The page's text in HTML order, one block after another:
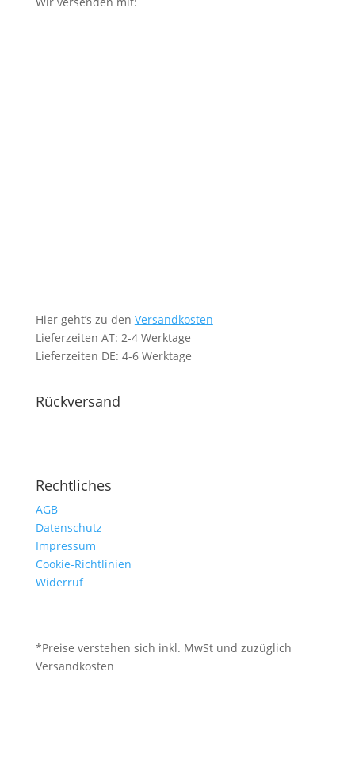
Hier geht’s zu den Versandkosten
Lieferzeiten AT: 2-4 Werktage
Lieferzeiten DE: 4-6 Werktage
Rückversand
Rechtliches
AGB
Datenschutz
Impressum
Cookie-Richtlinien
Widerruf
*Preise verstehen sich inkl. MwSt und zuzüglich
Versandkosten